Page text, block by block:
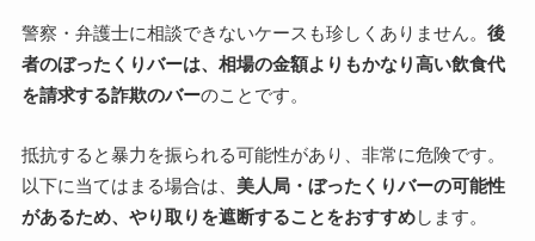
警察・弁護士に相談できないケースも珍しくありません。 後
者のぼったくりバーは、相場の金額よりもかなり高い飲食代
を請求する詐欺のバーのことです。
抵抗すると暴力を振られる可能性があり、非常に危険です。
以下に当てはまる場合は、 美人局・ぼったくりバーの可能性
があるため、やり取りを遮断することをおすすめします。